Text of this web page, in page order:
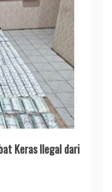
Keras Ilegal dari